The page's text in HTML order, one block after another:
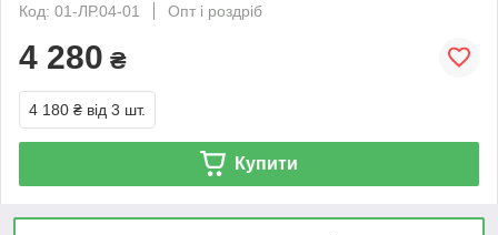
Код: 01-ЛР.04-01
Опт і роздріб
4 280 ₴
4 180 ₴ від 3 шт.
Купити